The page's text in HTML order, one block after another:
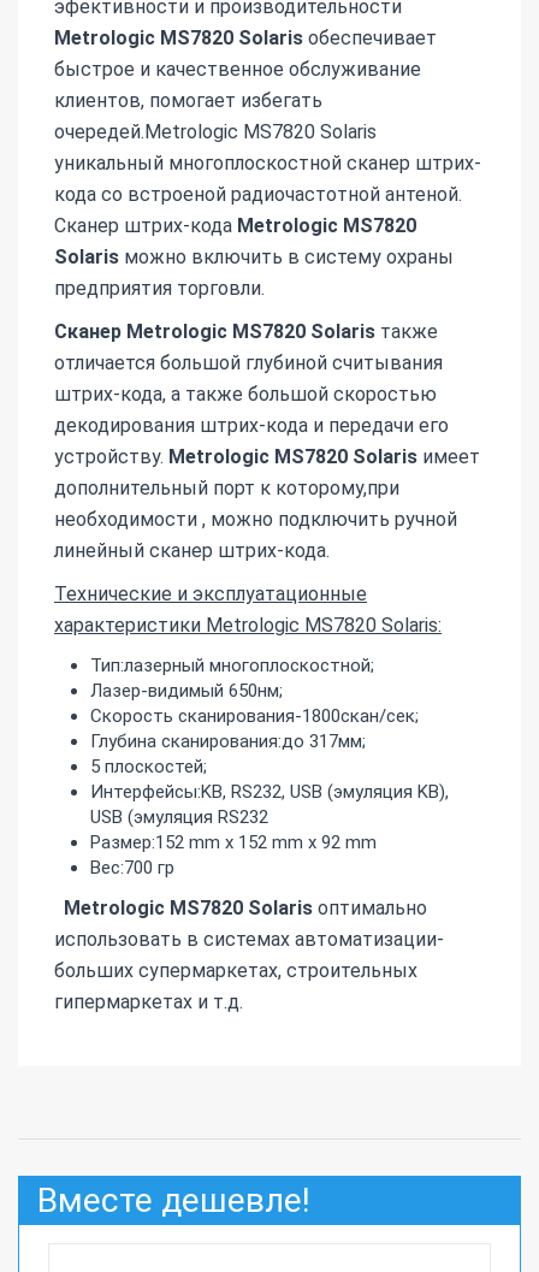
эфективности и производительности
Metrologic MS7820 Solaris обеспечивает
быстрое и качественное обслуживание
клиентов, помогает избегать
очередей.Metrologic MS7820 Solaris
уникальный многоплоскостной сканер штрих-
кода со встроеной радиочастотной антеной.
Сканер штрих-кода Metrologic MS7820
Solaris можно включить в систему охраны
предприятия торговли.
Сканер Metrologic MS7820 Solaris также
отличается большой глубиной считывания
штрих-кода, а также большой скоростью
декодирования штрих-кода и передачи его
устройству. Metrologic MS7820 Solaris имеет
дополнительный порт к которому,при
необходимости , можно подключить ручной
линейный сканер штрих-кода.
Технические и эксплуатационные
характеристики Metrologic MS7820 Solaris:
Тип:лазерный многоплоскостной;
Лазер-видимый 650нм;
Скорость сканирования-1800скан/сек;
Глубина сканирования:до 317мм;
5 плоскостей;
Интерфейсы:KB, RS232, USB (эмуляция KB),
USB (эмуляция RS232
Размер:152 mm x 152 mm x 92 mm
Вес:700 гр
Metrologic MS7820 Solaris оптимально
использовать в системах автоматизации-
больших супермаркетах, строительных
гипермаркетах и т.д.
Вместе дешевле!